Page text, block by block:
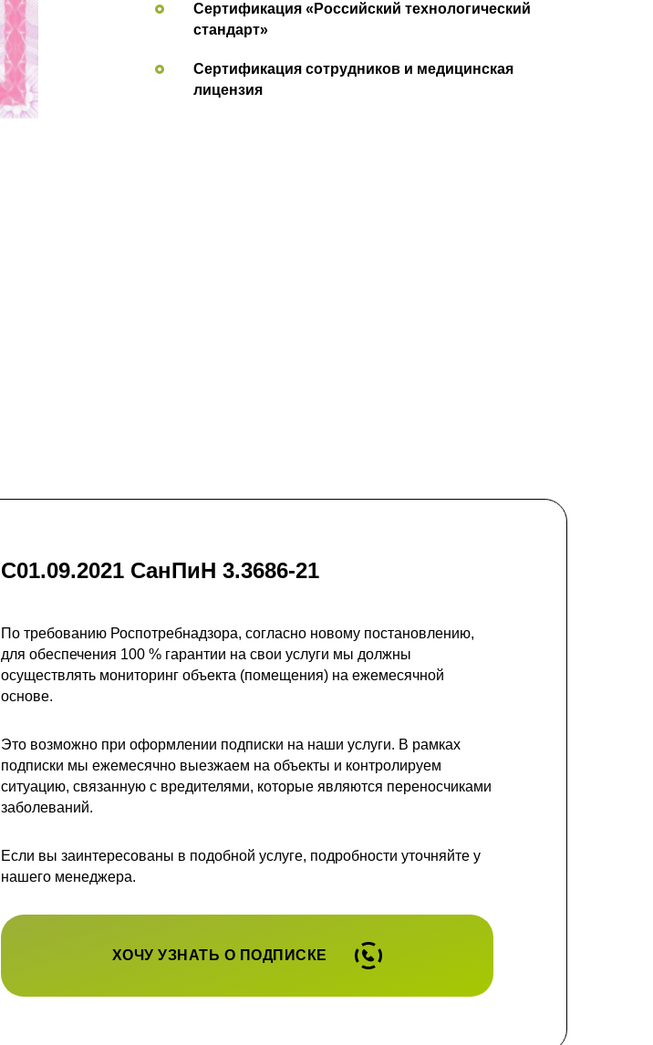
Сертификация «Российский технологический
стандарт»
Сертификация сотрудников и медицинская
лицензия
С01.09.2021 СанПиН 3.3686-21
По требованию Роспотребнадзора, согласно новому постановлению,
для обеспечения 100 % гарантии на свои услуги мы должны
осуществлять мониторинг объекта (помещения) на ежемесячной
основе.
Это возможно при оформлении подписки на наши услуги. В рамках
подписки мы ежемесячно выезжаем на объекты и контролируем
ситуацию, связанную с вредителями, которые являются переносчиками
заболеваний.
Если вы заинтересованы в подобной услуге, подробности уточняйте у
нашего менеджера.
ХОЧУ УЗНАТЬ О ПОДПИСКЕ